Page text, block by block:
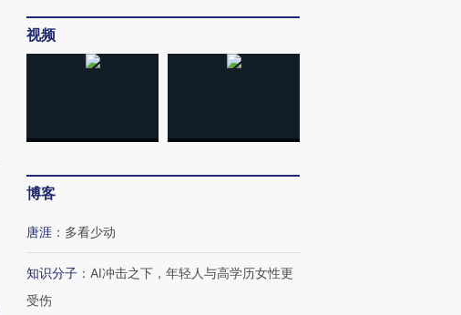
视频
博客
唐涯 ： 多看少动
知识分子 ： AI冲击之下，年轻人与高学历女性更
受伤